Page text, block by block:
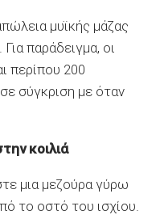
μυϊκής μάζας
παράδειγμα, οι
περίπου 200
σύγκριση με όταν
κοιλιά
μια μεζούρα γύρω
το οστό του ισχίου.